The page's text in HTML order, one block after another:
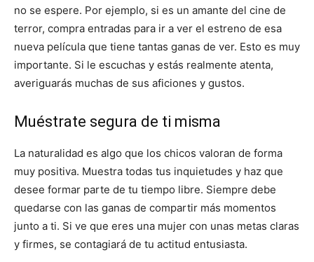
no se espere. Por ejemplo, si es un amante del cine de
terror, compra entradas para ir a ver el estreno de esa
nueva película que tiene tantas ganas de ver. Esto es muy
importante. Si le escuchas y estás realmente atenta,
averiguarás muchas de sus aficiones y gustos.
Muéstrate segura de ti misma
La naturalidad es algo que los chicos valoran de forma
muy positiva. Muestra todas tus inquietudes y haz que
desee formar parte de tu tiempo libre. Siempre debe
quedarse con las ganas de compartir más momentos
junto a ti. Si ve que eres una mujer con unas metas claras
y firmes, se contagiará de tu actitud entusiasta.